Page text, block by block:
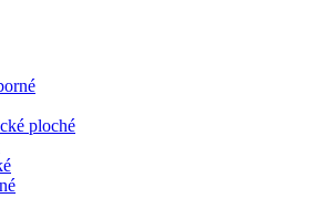
ploché